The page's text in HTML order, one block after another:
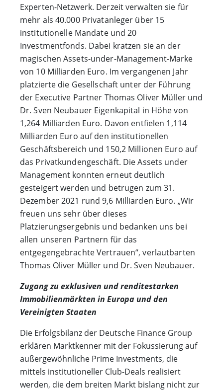
Experten-Netzwerk. Derzeit verwalten sie für
mehr als 40.000 Privatanleger über 15
institutionelle Mandate und 20
Investmentfonds. Dabei kratzen sie an der
magischen Assets-under-Management-Marke
von 10 Milliarden Euro. Im vergangenen Jahr
platzierte die Gesellschaft unter der Führung
der Executive Partner Thomas Oliver Müller und
Dr. Sven Neubauer Eigenkapital in Höhe von
1,264 Milliarden Euro. Davon entfielen 1,114
Milliarden Euro auf den institutionellen
Geschäftsbereich und 150,2 Millionen Euro auf
das Privatkundengeschäft. Die Assets under
Management konnten erneut deutlich
gesteigert werden und betrugen zum 31.
Dezember 2021 rund 9,6 Milliarden Euro. „Wir
freuen uns sehr über dieses
Platzierungsergebnis und bedanken uns bei
allen unseren Partnern für das
entgegengebrachte Vertrauen“, verlautbarten
Thomas Oliver Müller und Dr. Sven Neubauer.
Zugang zu exklusiven und renditestarken
Immobilienmärkten in Europa und den
Vereinigten Staaten
Die Erfolgsbilanz der Deutsche Finance Group
erklären Marktkenner mit der Fokussierung auf
außergewöhnliche Prime Investments, die
mittels institutioneller Club-Deals realisiert
werden, die dem breiten Markt bislang nicht zur